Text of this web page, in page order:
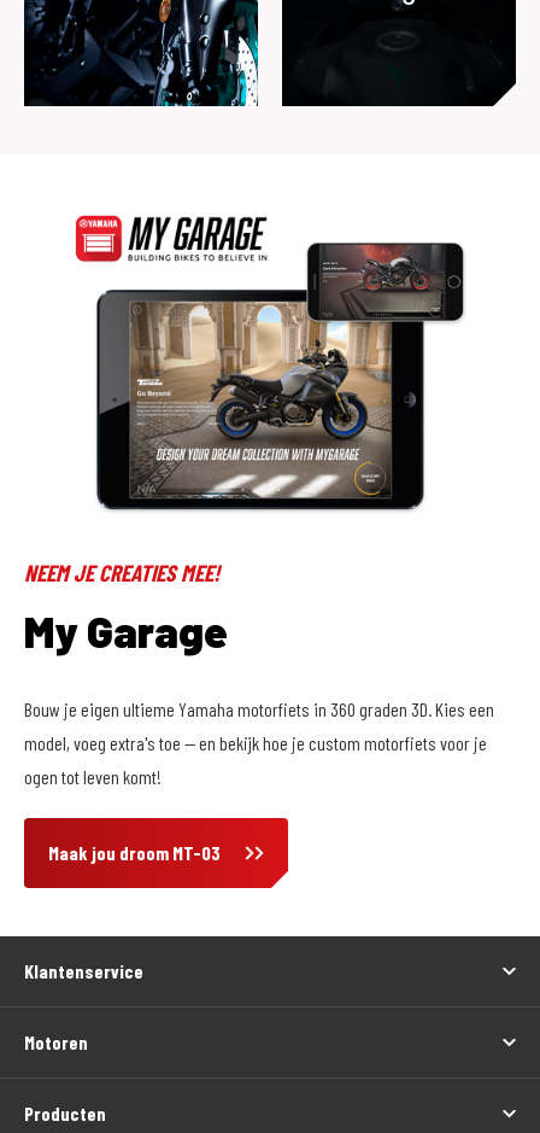
NEEM JE CREATIES MEE!
My Garage
Bouw je eigen ultieme Yamaha motorfiets in 360 graden 3D. Kies een
model, voeg extra's toe -- en bekijk hoe je custom motorfiets voor je
ogen tot leven komt!
Maak jou droom MT-03
Klantenservice
Motoren
Producten